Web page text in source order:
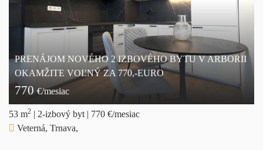
PRENÁJOM NOVÉHO 2 IZBOVÉHO BYTU V ARBORII
OKAMŽITE VOĽNÝ ZA 770,-EURO
770€/mesiac
53 m2 | 2-izbový byt | 770 €/mesiac
Veterná, Trnava,